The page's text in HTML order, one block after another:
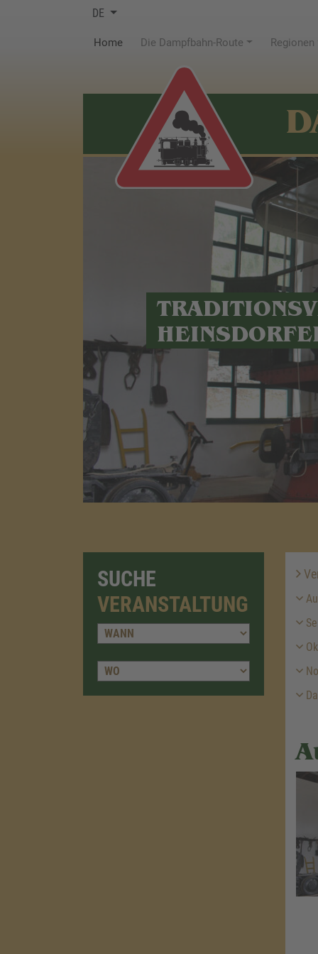
DE
Home(current)Die Dampfbahn-Route Regionen
SUCHE
VERANSTALTUNG